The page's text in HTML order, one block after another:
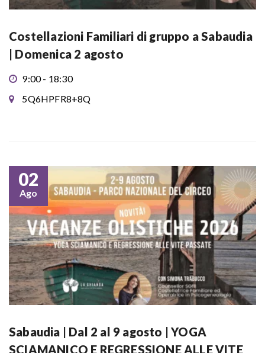
Costellazioni Familiari di gruppo a Sabaudia
| Domenica 2 agosto
9:00 - 18:30
5Q6HPFR8+8Q
02
Ago
Sabaudia | Dal 2 al 9 agosto | YOGA
SCIAMANICO E REGRESSIONE ALLE VITE